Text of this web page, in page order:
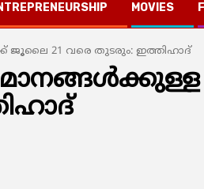
MOVIES
ജൂലൈ 21 വരെ തുടരും: ഇത്തിഹാദ്